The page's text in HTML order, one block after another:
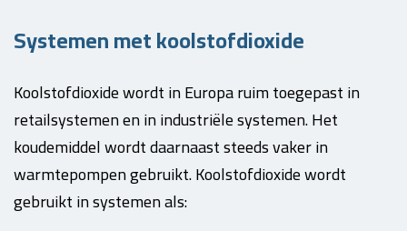
Systemen met koolstofdioxide
Koolstofdioxide wordt in Europa ruim toegepast in
retailsystemen en in industriële systemen. Het
koudemiddel wordt daarnaast steeds vaker in
warmtepompen gebruikt. Koolstofdioxide wordt
gebruikt in systemen als: